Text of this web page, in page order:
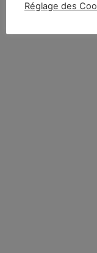
Réglage des